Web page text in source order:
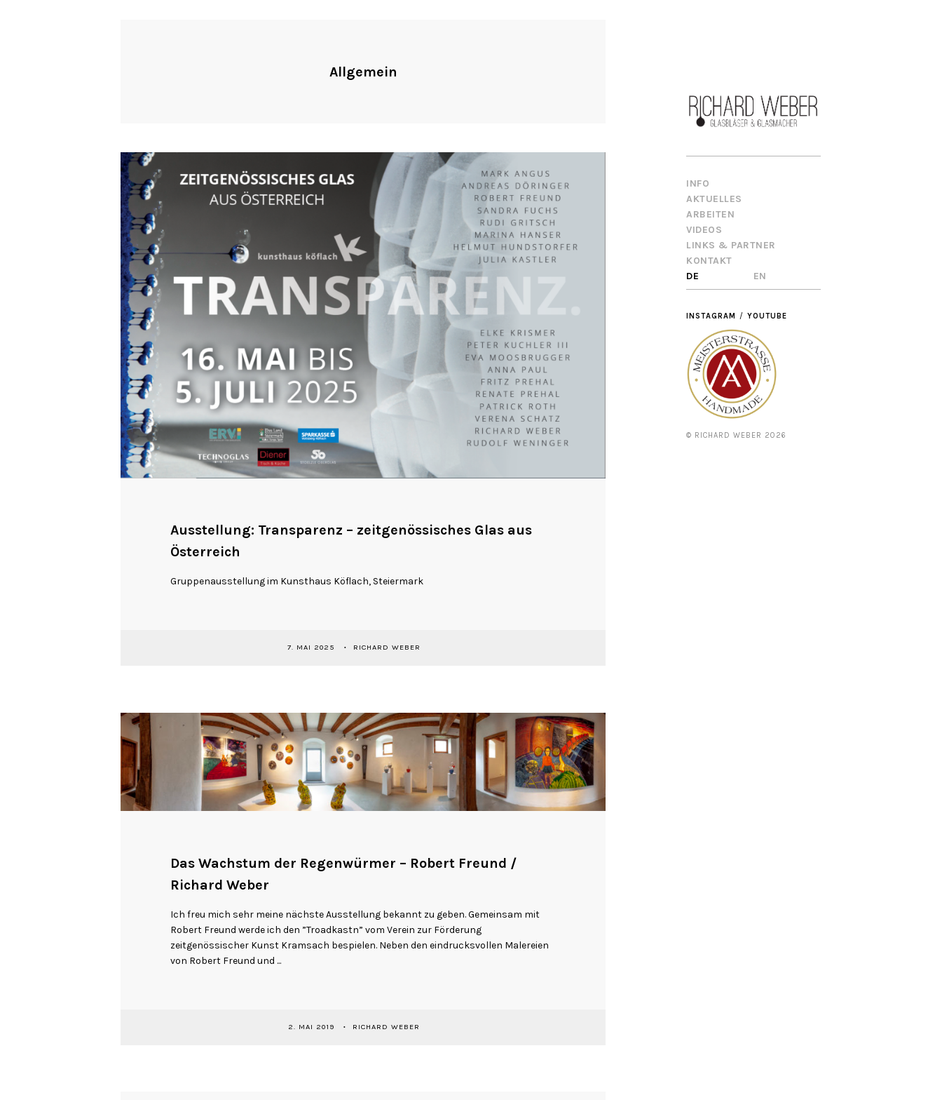
INFO
AKTUELLES
ARBEITEN
VIDEOS
LINKS & PARTNER
KONTAKT
DE
EN
INSTAGRAM YOUTUBE
© RICHARD WEBER 2026
Allgemein
Ausstellung: Transparenz – zeitgenössisches Glas aus
Österreich
Gruppenausstellung im Kunsthaus Köflach, Steiermark
7. MAI 2025 RICHARD WEBER
Das Wachstum der Regenwürmer – Robert Freund /
Richard Weber
Ich freu mich sehr meine nächste Ausstellung bekannt zu geben. Gemeinsam mit
Robert Freund werde ich den ”Troadkastn” vom Verein zur Förderung
zeitgenössischer Kunst Kramsach bespielen. Neben den eindrucksvollen Malereien
von Robert Freund und ...
2. MAI 2019 RICHARD WEBER